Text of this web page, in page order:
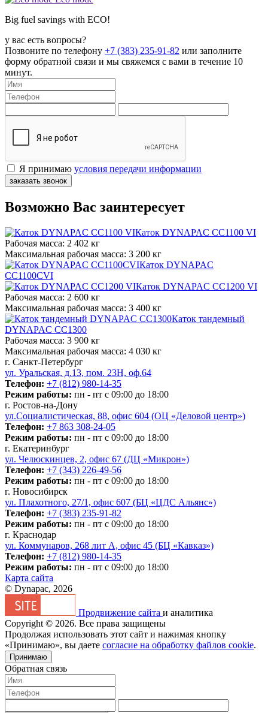
Big fuel savings with ECO!
у вас есть вопросы?
Позвоните по телефону +7 (383) 235-91-82 или заполните
форму обратной связи и мы свяжемся с вами в течение 10
минут.
Я принимаю условия передачи информации
заказать звонок
Возможно Вас заинтересует
Каток DYNAPAC CC1100 VI
Рабочая масса: 2 402 кг
Максимальная рабочая масса: 3 200 кг
Каток DYNAPAC
CC1100CVI
Каток DYNAPAC CC1200 VI
Рабочая масса: 2 600 кг
Максимальная рабочая масса: 3 400 кг
Каток тандемный
DYNAPAC CC1300
Рабочая масса: 3 900 кг
Максимальная рабочая масса: 4 030 кг
г. Санкт-Петербург
ул. Уральская, д.13, пом. 23Н, оф.64
Телефон: +7 (812) 980-14-35
Режим работы: пн - пт с 09:00 до 18:00
г. Ростов-на-Дону
ул.Социалистическая, 88, офис 604 (ОЦ «Деловой центр»)
Телефон: +7 863 308-24-05
Режим работы: пн - пт с 09:00 до 18:00
г. Екатеринбург
ул. Челюскинцев, 2, офис 67 (ДЦ «Микрон»)
Телефон: +7 (343) 226-49-56
Режим работы: пн - пт с 09:00 до 18:00
г. Новосибирск
ул. Плахотного, 27/1, офис 607 (БЦ «ЦДС Альянс»)
Телефон: +7 (383) 235-91-82
Режим работы: пн - пт с 09:00 до 18:00
г. Краснодар
ул. Коммунаров, 268 лит А, офис 45 (БЦ «Кавказ»)
Телефон: +7 (812) 980-14-35
Режим работы: пн - пт с 09:00 до 18:00
Карта сайта
© Dynapac, 2026
Продвижение сайта и аналитика
Copyright © 2026. Все права защищены
Продолжая использовать этот сайт и нажимая кнопку
«Принимаю», вы даете согласие на обработку файлов cookie.
Принимаю
Обратная связь